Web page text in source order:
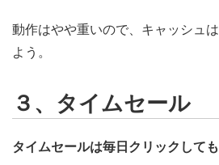
動作はやや重いので、キャッシュ
よう。
３、タイムセール
タイムセールは毎日クリックして